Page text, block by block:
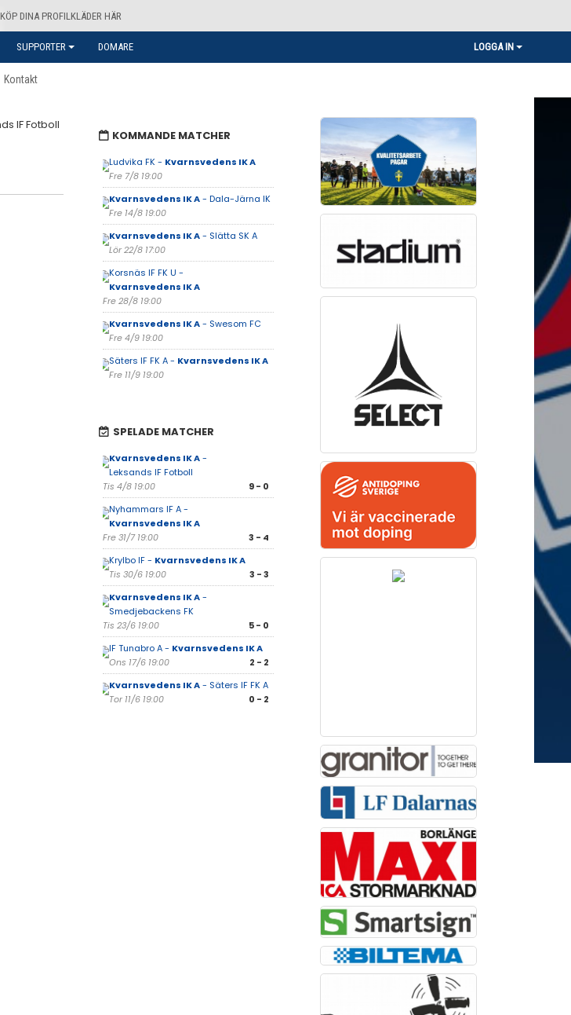
KÖP DINA PROFILKLÄDER HÄR
SUPPORTER DOMARE LOGGA IN
Kontakt
KOMMANDE MATCHER
Ludvika FK - Kvarnsvedens IK A
Fre 7/8 19:00
Kvarnsvedens IK A- Dala-Järna IK
Fre 14/8 19:00
Kvarnsvedens IK A- Slätta SK A
Lör 22/8 17:00
Korsnäs IF FK U -
Kvarnsvedens IK A
Fre 28/8 19:00
Kvarnsvedens IK A- Swesom FC
Fre 4/9 19:00
Säters IF FK A - Kvarnsvedens IK A
Fre 11/9 19:00
SPELADE MATCHER
Kvarnsvedens IK A-
Leksands IF Fotboll
Tis 4/8 19:00
9 - 0
Nyhammars IF A -
Kvarnsvedens IK A
Fre 31/7 19:00
3 - 4
Krylbo IF - Kvarnsvedens IK A
Tis 30/6 19:00
3 - 3
Kvarnsvedens IK A-
Smedjebackens FK
Tis 23/6 19:00
5 - 0
IF Tunabro A - Kvarnsvedens IK A
Ons 17/6 19:00
2 - 2
Kvarnsvedens IK A- Säters IF FK A
Tor 11/6 19:00
0 - 2